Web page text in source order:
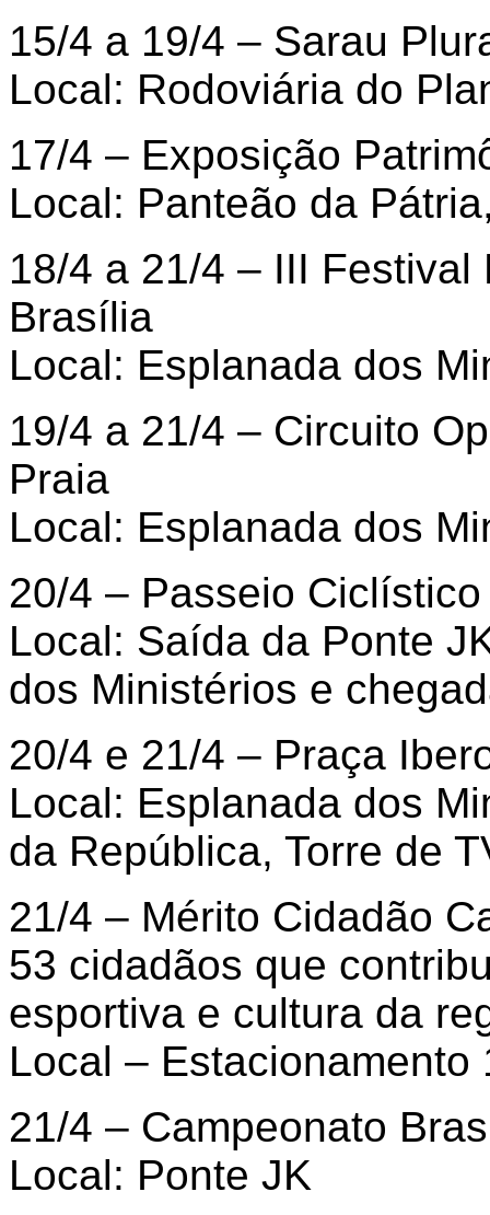
15/4 a 19/4 – Sarau
Local: Rodoviária do
17/4 – Exposição
Local: Panteão da
18/4 a 21/4 – III
Brasília
Local: Esplanada dos
19/4 a 21/4 – Circuito
Praia
Local: Esplanada dos
20/4 – Passeio
Local: Saída da Ponte
dos Ministérios e
20/4 e 21/4 – Praça
Local: Esplanada dos
da República, Torre de
21/4 – Mérito Cidadão
53 cidadãos que
esportiva e cultura da
Local –
21/4 – Campeonato
Local: Ponte JK